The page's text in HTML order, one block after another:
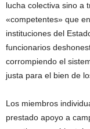
lucha colectiva sino a
«competentes» que
instituciones del
funcionarios
corrompiendo el
justa para el bien de
Los miembros
prestado apoyo a